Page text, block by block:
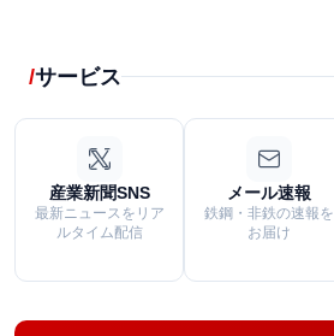
サービス
産業新聞SNS
最新ニュースをリア
ルタイム配信
メール速報
鉄鋼・非鉄の速報を
お届け